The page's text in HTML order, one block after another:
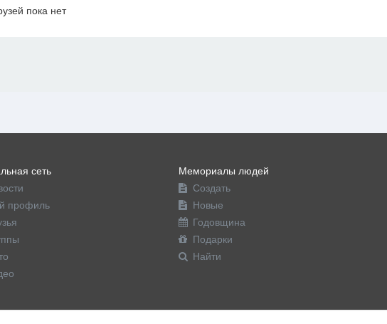
пока нет
сеть
профиль
Мемориалы людей
Создать
Новые
Годовщина
Подарки
Найти